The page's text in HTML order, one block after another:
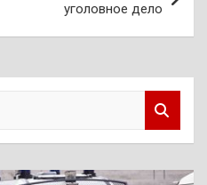
уголовное дело